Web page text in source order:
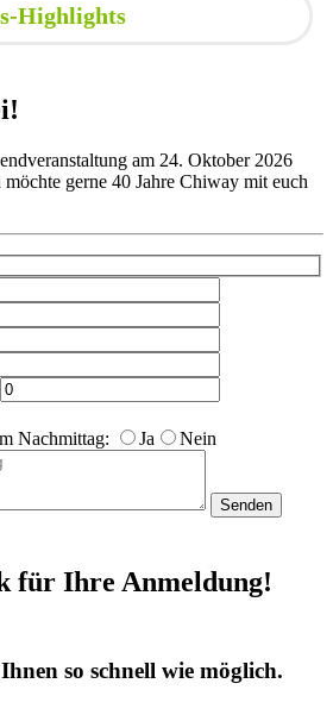
Highlights
am 24. Oktober 2026
gerne 40 Jahre Chiway mit euch
Nachmittag:
Ja Nein
für Ihre Anmeldung!
so schnell wie möglich.